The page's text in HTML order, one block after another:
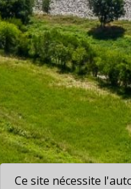
Ce site nécessite